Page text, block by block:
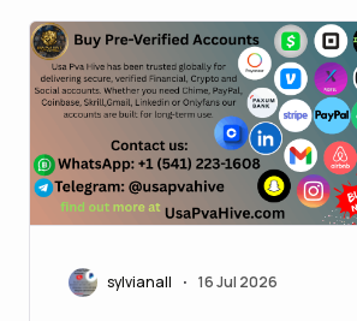
sylvianall • 16 Jul 2026